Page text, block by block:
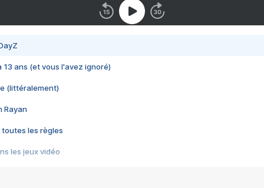
13 ans (et vous l'avez ignoré)
(littéralement)
Rayan
toutes les règles
les jeux vidéo